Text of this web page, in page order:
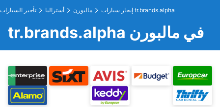
تأجير السيارات أستراليا مالبورن إيجار سيارات tr.brands.alpha
tr.brands.alpha في مالبورن